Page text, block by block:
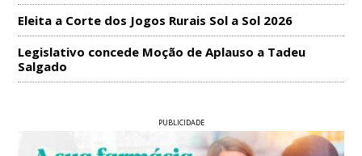
Eleita a Corte dos Jogos Rurais Sol a Sol 2026
Legislativo concede Moção de Aplauso a Tadeu
Salgado
PUBLICIDADE